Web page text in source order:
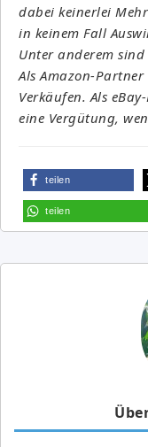
dabei keinerlei
in keinem Fall
Unter anderem
Als Amazon-
Verkäufen. Als
eine Vergütung,
teilen
teilen